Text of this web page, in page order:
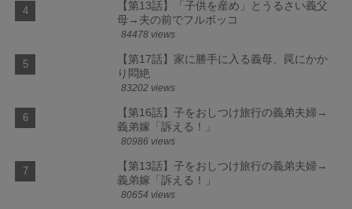
【第13話】「子供を産め」とうるさい義父
母→夫の前でフルボッコ
84478 views
【第17話】家に勝手に入る義母、罠にかか
り悶絶
83202 views
【第16話】子をおしつけ旅行の義弟夫婦→
義弟嫁「訴える！」
80986 views
【第13話】子をおしつけ旅行の義弟夫婦→
義弟嫁「訴える！」
80654 views